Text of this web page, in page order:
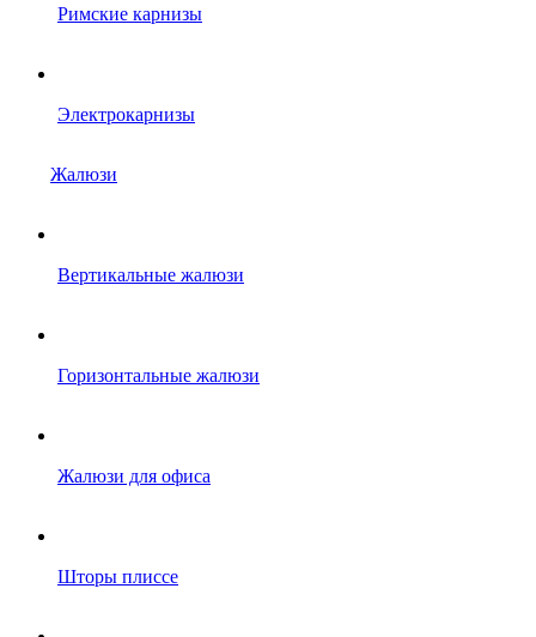
Римские карнизы
Электрокарнизы
Жалюзи
Вертикальные жалюзи
Горизонтальные жалюзи
Жалюзи для офиса
Шторы плиссе